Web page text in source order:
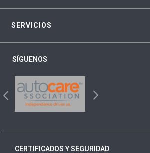
SERVICIOS
SÍGUENOS
CERTIFICADOS Y SEGURIDAD